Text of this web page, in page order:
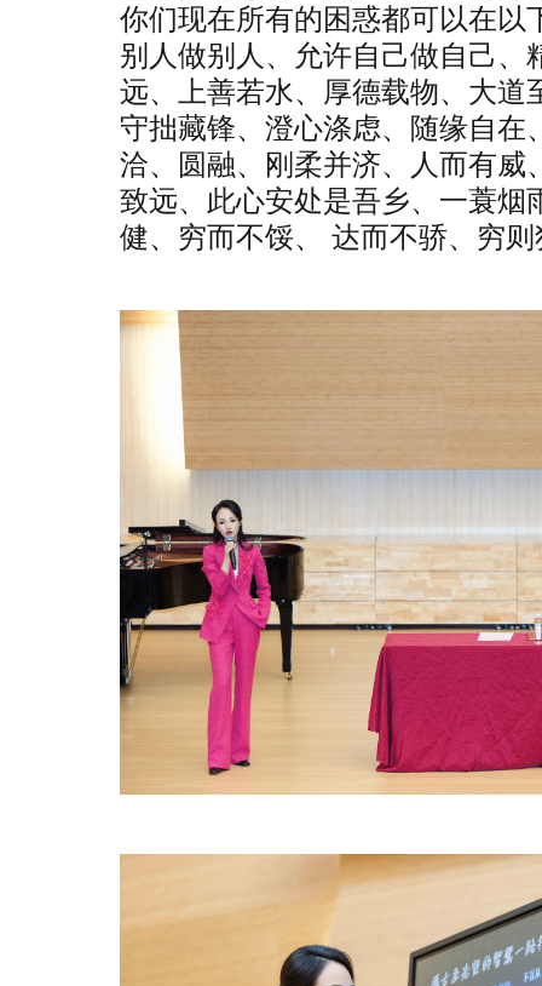
你们现在所有的困惑都可以在
别人做别人、允许自己做自己、
远、上善若水、厚德载物、大道
守拙藏锋、澄心涤虑、随缘自在
洽、圆融、刚柔并济、人而有威
致远、此心安处是吾乡、一蓑烟
健、穷而不馁、 达而不骄、穷